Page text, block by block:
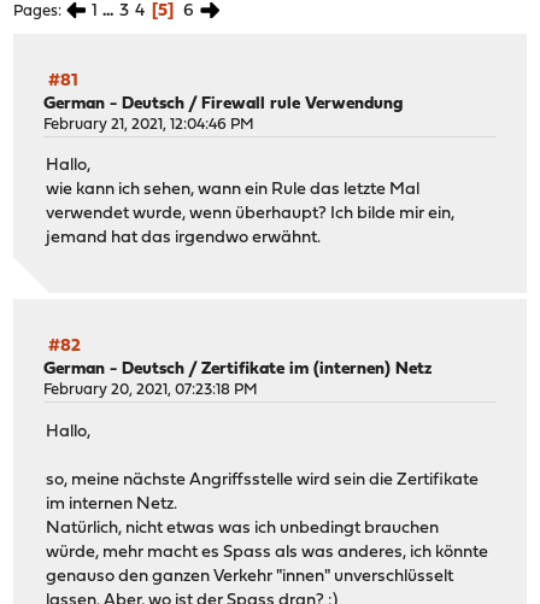
Pages 1 ... 3 4 5 6
#81
German - Deutsch / Firewall rule Verwendung
February 21, 2021, 12:04:46 PM
Hallo,
wie kann ich sehen, wann ein Rule das letzte Mal
verwendet wurde, wenn überhaupt? Ich bilde mir ein,
jemand hat das irgendwo erwähnt.
#82
German - Deutsch /Zertifikate im (internen) Netz
February 20, 2021, 07:23:18 PM
Hallo,
so, meine nächste Angriffsstelle wird sein die Zertifikate
im internen Netz.
Natürlich, nicht etwas was ich unbedingt brauchen
würde, mehr macht es Spass als was anderes, ich könnte
genauso den ganzen Verkehr "innen" unverschlüsselt